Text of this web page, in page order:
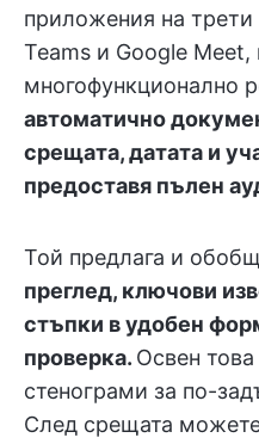
приложения на трети
Teams и Google Meet,
многофункционално
автоматично
срещата, датата и
предоставя пълен
Той предлага и
преглед, ключови
стъпки в удобен
проверка. Освен
стенограми за по-
След срещата